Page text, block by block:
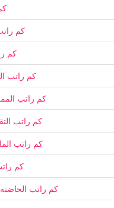
كم
كم
كم راتب
كم راتب
كم راتب
كم راتب
كم
كم راتب